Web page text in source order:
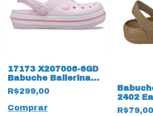
17173 X207006-6GD
Babuche Ballerina
17173 Pink
R$299,00
Comprar
2402
18209
R$79,00